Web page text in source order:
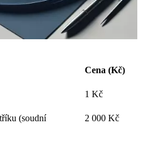
Cena (Kč)
1 Kč
(soudní
2 000 Kč